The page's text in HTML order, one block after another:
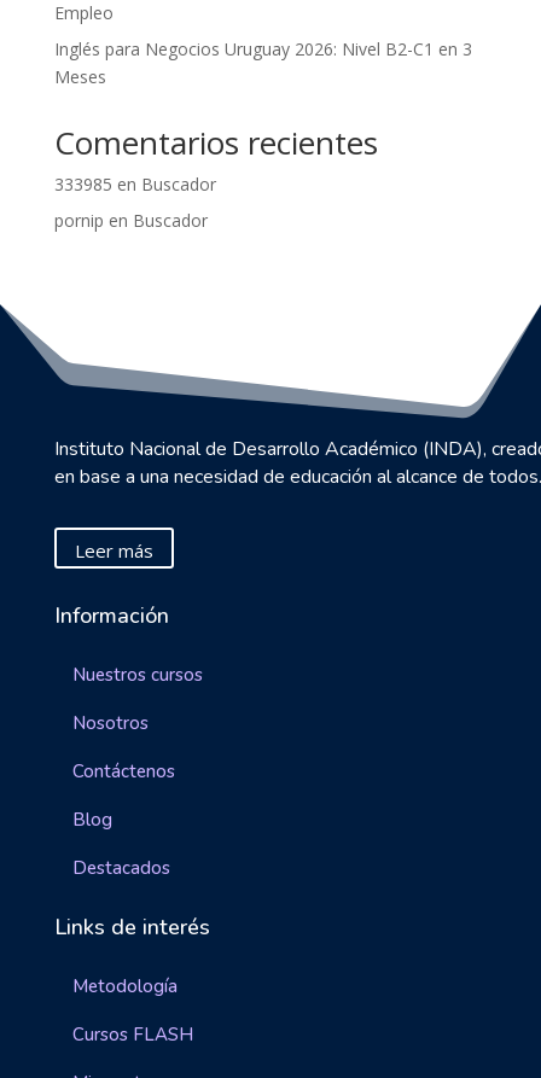
Empleo
Inglés para Negocios Uruguay 2026: Nivel B2-C1 en 3
Meses
Comentarios recientes
333985 en Buscador
pornip en Buscador
Instituto Nacional de Desarrollo Académico (INDA),
en base a una necesidad de educación al alcance de todos.
Leer más
Información
Nuestros cursos
Nosotros
Contáctenos
Blog
Destacados
Links de interés
Metodología
Cursos FLASH